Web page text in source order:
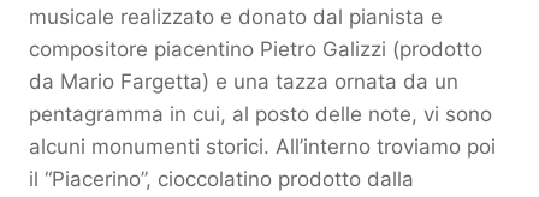
musicale realizzato e donato dal pianista e
compositore piacentino Pietro Galizzi (prodotto
da Mario Fargetta) e una tazza ornata da un
pentagramma in cui, al posto delle note, vi sono
alcuni monumenti storici. All’interno troviamo poi
il “Piacerino”, cioccolatino prodotto dalla